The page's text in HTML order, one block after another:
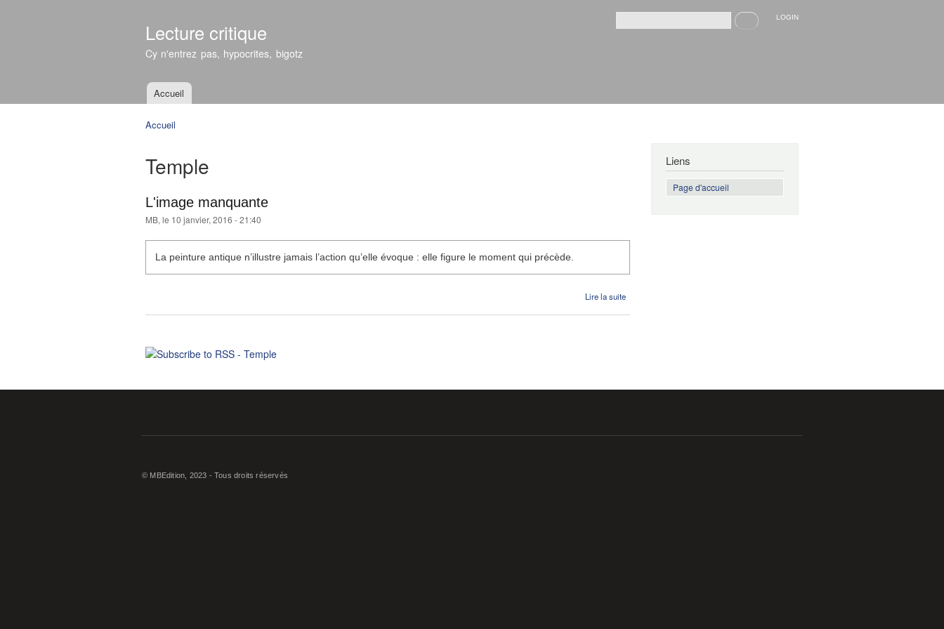
Lecture critique
Cy n'entrez pas, hypocrites, bigotz
Formulaire de recherche
Recherche LOGIN
Menu principal
Accueil
Accueil
Temple
L'image manquante
MB, le 10 janvier, 2016 - 21:40
La peinture antique n’illustre jamais l’action qu’elle évoque : elle figure le moment qui précède.
Lire la suite
Liens
Page d'accueil
© MBEdition, 2023 - Tous droits réservés